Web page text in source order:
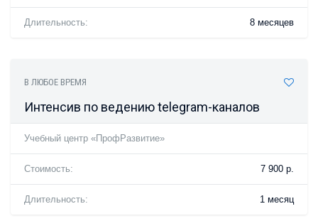
Длительность: 8 месяцев
В ЛЮБОЕ ВРЕМЯ
Интенсив по ведению telegram-каналов
Учебный центр «ПрофРазвитие»
Стоимость: 7 900 р.
Длительность: 1 месяц